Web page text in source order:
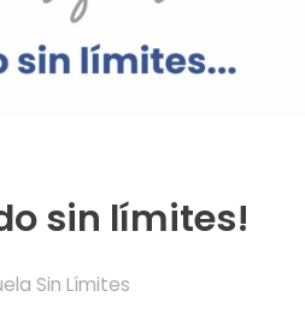
sin límites!
Sin Límites